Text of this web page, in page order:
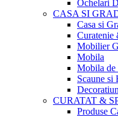
Ochelari
CASA SI
Casa si
Curatenie
Mobilier
Mobila
Mobila
Scaune si
CURATAT &
Produse